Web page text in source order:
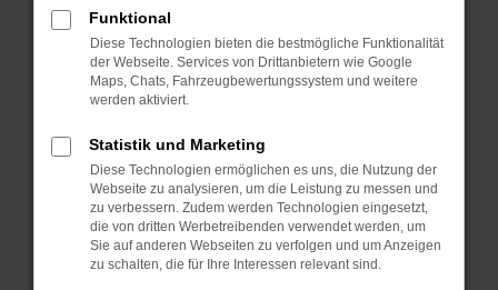
Fenster?
Starte dein Gerät neu.
Das kann manchmal helfen, vorübergehende
Probleme zu beheben.
Betriebssystem auf dem neuesten Stand
sind.
Veraltete Software birgt nicht nur ein
Sicherheitsrisiko, sondern kann auch dazu
führen, dass bestimmte Funktionen nicht mehr
unterstützt werden.
Funktional
Diese Technologien bieten die bestmögliche Funktionalität
der Webseite. Services von Drittanbietern wie Google
Maps, Chats, Fahrzeugbewertungssystem und weitere
werden aktiviert.
Statistik und Marketing
Diese Technologien ermöglichen es uns, die Nutzung der
Webseite zu analysieren, um die Leistung zu messen und
zu verbessern. Zudem werden Technologien eingesetzt,
die von dritten Werbetreibenden verwendet werden, um
Sie auf anderen Webseiten zu verfolgen und um Anzeigen
zu schalten, die für Ihre Interessen relevant sind.